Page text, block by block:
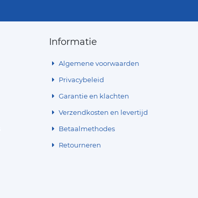
Informatie
Algemene voorwaarden
Privacybeleid
Garantie en klachten
Verzendkosten en levertijd
Betaalmethodes
Retourneren